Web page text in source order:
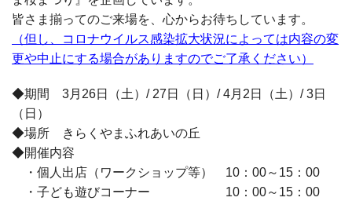
皆さま揃ってのご来場を、心からお待ちしています。
（但し、コロナウイルス感染拡大状況によっては内容の変
更や中止にする場合がありますのでご了承ください）
◆期間 3月 26日（土）/ 27 日（日）/4月 2 日（土）/3日
（日）
◆場所 きらくやまふれあいの丘
◆開催内容
・個人出店（ワークショップ等） 10 ： 00～ 15 ： 00
・子ども遊びコーナー 10 ： 00～ 15 ： 00